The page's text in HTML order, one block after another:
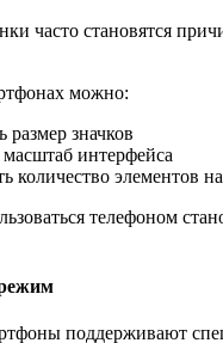
часто становятся
можно:
размер значков
интерфейса
количество элементов
телефоном
поддерживают